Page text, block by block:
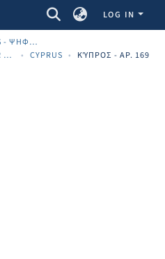
COMMUNITIES & COLLECTIONS
LOG IN
DIGITIZED COLLECTIONS - ΨΗΦΙΟΠΟΙΗΜΈΝΕΣ ΣΥΛΛΟΓΈΣ
ARCHIVE CYPRIOT NEWSPAPER MATERIALS
CYPRUS ΚΎΠΡΟΣ - ΑΡ. 169